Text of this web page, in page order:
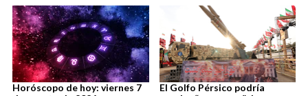
Horóscopo de hoy: viernes 7
El Golfo Pérsico podría